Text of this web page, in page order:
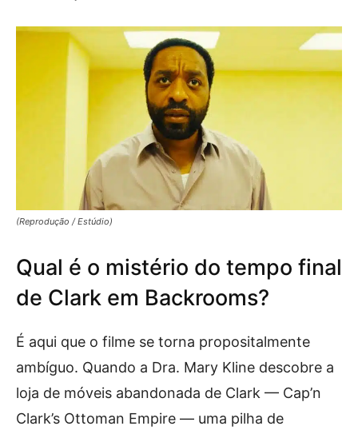
(Reprodução / Estúdio)
Qual é o mistério do tempo final
de Clark em Backrooms?
É aqui que o filme se torna propositalmente
ambíguo. Quando a Dra. Mary Kline descobre a
loja de móveis abandonada de Clark — Cap’n
Clark’s Ottoman Empire — uma pilha de